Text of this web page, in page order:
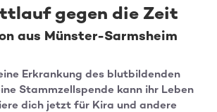
gegen die Zeit
aus Münster-Sarmsheim
Erkrankung des blutbildenden
Stammzellspende kann ihr Leben
dich jetzt für Kira und andere